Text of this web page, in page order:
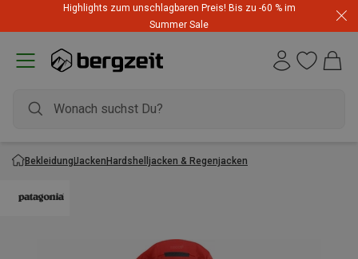
Highlights zum unschlagbaren Preis! Bis zu -60 % im
Summer Sale
BekleidungJackenHardshelljacken & Regenjacken